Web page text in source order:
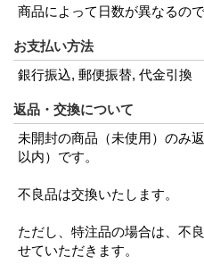
商品によって日数が異なるの
お支払い方法
銀行振込, 郵便振替, 代金引換
返品・交換について
未開封の商品（未使用）のみ
以内）です。
不良品は交換いたします。
ただし、特注品の場合は、不
せていただきます。